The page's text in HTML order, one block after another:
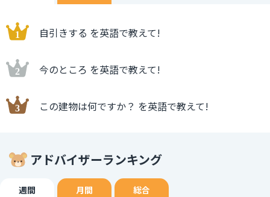
自引きする を英語で教えて!
今のところ を英語で教えて!
この建物は何ですか？ を英語で教えて!
アドバイザーランキング
週間 月間 総合